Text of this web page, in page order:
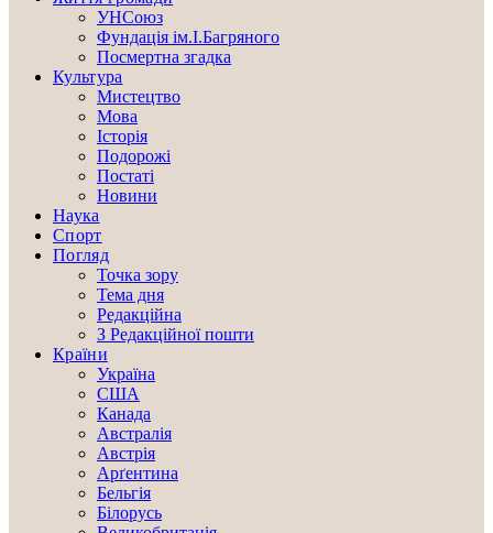
УНСоюз
Фундація ім.І.Багряного
Посмертна згадка
Культура
Мистецтво
Мова
Історія
Подорожі
Постаті
Новини
Наука
Спорт
Погляд
Точка зору
Тема дня
Редакційна
З Редакційної пошти
Країни
Україна
США
Канада
Австралія
Австрія
Арґентина
Бельгія
Білорусь